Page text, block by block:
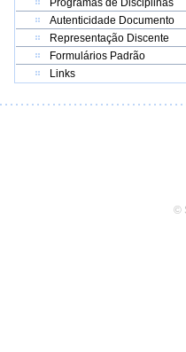
Programas de Disciplinas
Autenticidade Documento
Representação Discente
Formulários Padrão
Links
©